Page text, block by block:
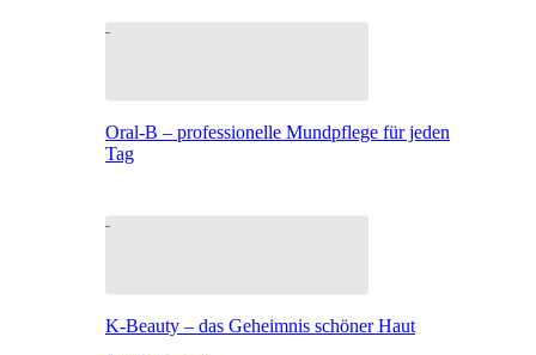
Oral-B – professionelle Mundpflege für jeden
Tag
K-Beauty – das Geheimnis schöner Haut